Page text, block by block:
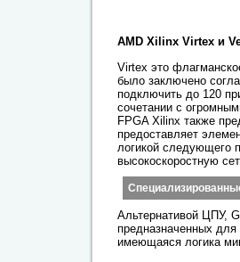
AMD Xilinx Virtex и
Virtex это
было заключено
подключить до 120
сочетании с
FPGA Xilinx также
предоставляет
логикой следующего
высокоскоростную
Альтернативой ЦПУ,
предназначенных
имеющаяся логика